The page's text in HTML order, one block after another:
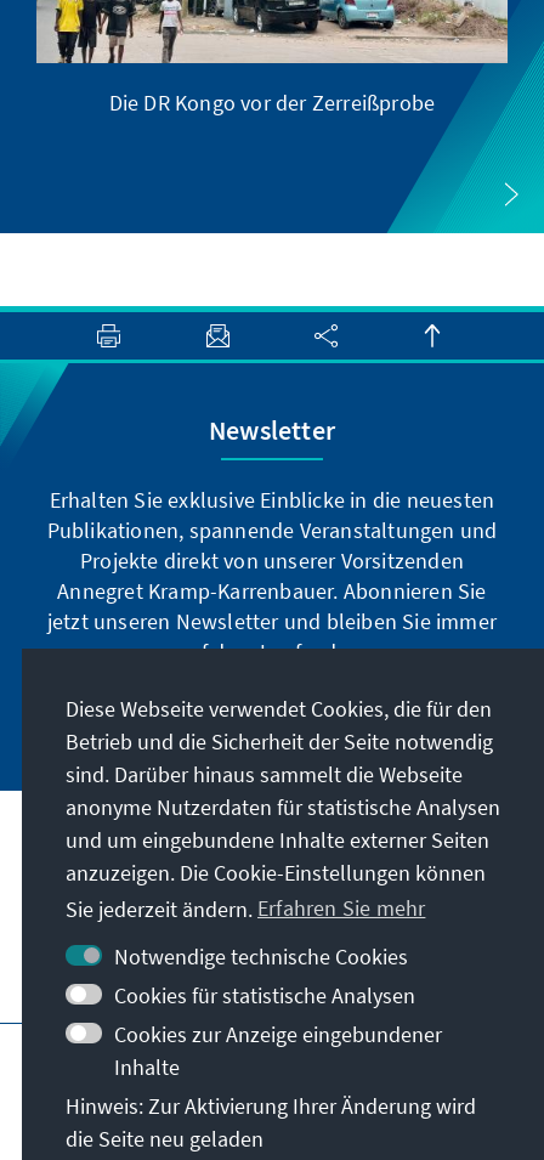
Die DR Kongo vor der Zerreißprobe
Newsletter
Erhalten Sie exklusive Einblicke in die neuesten
Publikationen, spannende Veranstaltungen und
Projekte direkt von unserer Vorsitzenden
Annegret Kramp-Karrenbauer. Abonnieren Sie
jetzt unseren Newsletter und bleiben Sie immer
auf dem Laufenden.
Jetzt abonnieren
Unser Auftrag
Kontakt
Weitere Angebote der Stiftung
Impressum
Datenschutz
Nutzungsbedingungen
Erklärung zur Barrierefreiheit
Barriere melden
Sitemap
Diese Webseite verwendet Cookies, die für den
Betrieb und die Sicherheit der Seite notwendig
sind. Darüber hinaus sammelt die Webseite
anonyme Nutzerdaten für statistische Analysen
und um eingebundene Inhalte externer Seiten
anzuzeigen. Die Cookie-Einstellungen können
Sie jederzeit ändern. Erfahren Sie mehr
Notwendige technische Cookies
Cookies für statistische Analysen
Cookies zur Anzeige eingebundener
Inhalte
Hinweis: Zur Aktivierung Ihrer Änderung wird
die Seite neu geladen